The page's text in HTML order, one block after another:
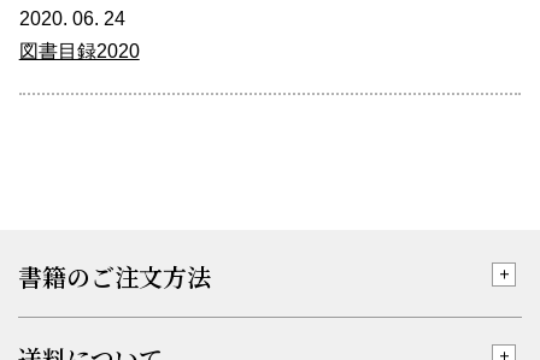
2020. 06. 24
図書目録2020
書籍のご注文方法